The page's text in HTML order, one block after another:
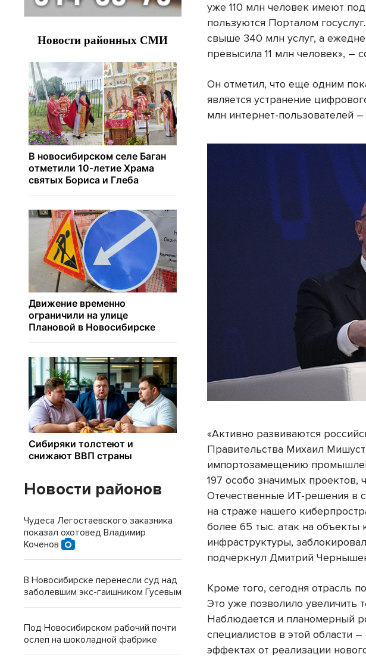
уже 110 млн человек имеют
пользуются Порталом
свыше 340 млн услуг, а
превысила 11 млн человек», –
Он отметил, что еще одним
является устранение
млн интернет-пользователей
«Активно развиваются
Правительства Михаил
импортозамещению
197 особо значимых проектов,
Отечественные ИТ-решения в
на страже нашего
более 65 тыс. атак на
инфраструктуры,
подчеркнул Дмитрий
Кроме того, сегодня отрасль
Это уже позволило увеличить
Наблюдается и планомерный
специалистов в этой области
эффектах от реализации
Новости районов
Чудеса Легостаевского заказника
показал охотовед Владимир
Коченов
В Новосибирске перенесли суд над
заболевшим экс-гаишником Гусевым
Под Новосибирском рабочий почти
ослеп на шоколадной фабрике